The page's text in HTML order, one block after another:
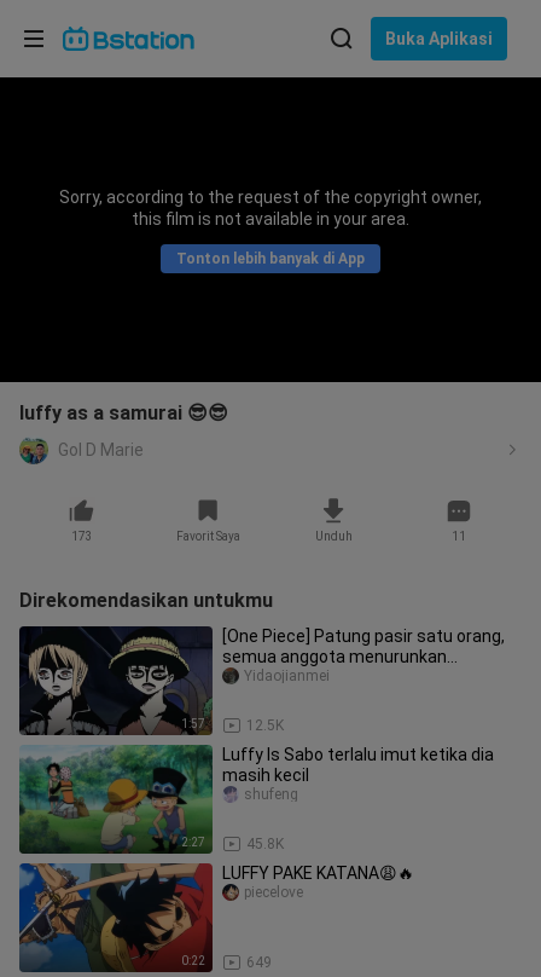
Buka Aplikasi
Sorry, according to the request of the copyright owner,
this film is not available in your area.
Tonton lebih banyak di App
luffy as a samurai 😎😎
Gol D Marie
173 Favorit Saya Unduh 11
Direkomendasikan untukmu
1:57
[One Piece] Patung pasir satu orang,
semua anggota menurunkan
kecerdasan mereka dan
12.5K
Yidaojianmei
2:27
Luffy Is Sabo terlalu imut ketika dia
masih kecil
45.8K
shufeng
0:22
LUFFY PAKE KATANA😩🔥
649
piecelove
Pilih bahasa
Bahasa Indonesia